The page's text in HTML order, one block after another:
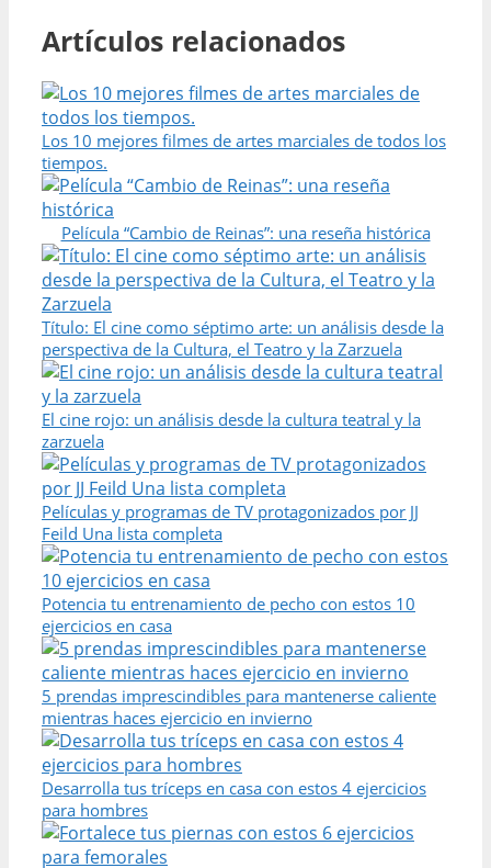
Artículos relacionados
Los 10 mejores filmes de artes marciales de todos los
tiempos.
Película “Cambio de Reinas”: una reseña histórica
Título: El cine como séptimo arte: un análisis desde la
perspectiva de la Cultura, el Teatro y la Zarzuela
El cine rojo: un análisis desde la cultura teatral y la
zarzuela
Películas y programas de TV protagonizados por JJ
Feild Una lista completa
Potencia tu entrenamiento de pecho con estos 10
ejercicios en casa
5 prendas imprescindibles para mantenerse caliente
mientras haces ejercicio en invierno
Desarrolla tus tríceps en casa con estos 4 ejercicios
para hombres